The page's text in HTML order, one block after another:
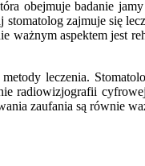
obejmuje badanie
zajmuje się
aspektem jest
leczenia.
radiowizjografii
zaufania są równie